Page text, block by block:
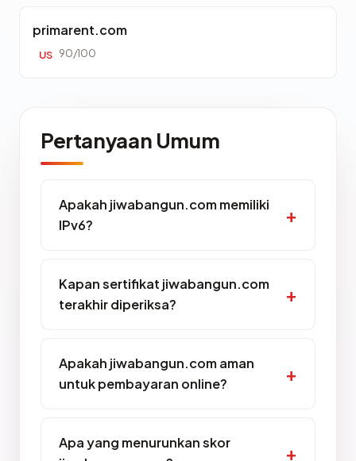
primarent.com
US 90/100
Pertanyaan Umum
Apakah jiwabangun.com memiliki
IPv6?
Kapan sertifikat jiwabangun.com
terakhir diperiksa?
Apakah jiwabangun.com aman
untuk pembayaran online?
Apa yang menurunkan skor